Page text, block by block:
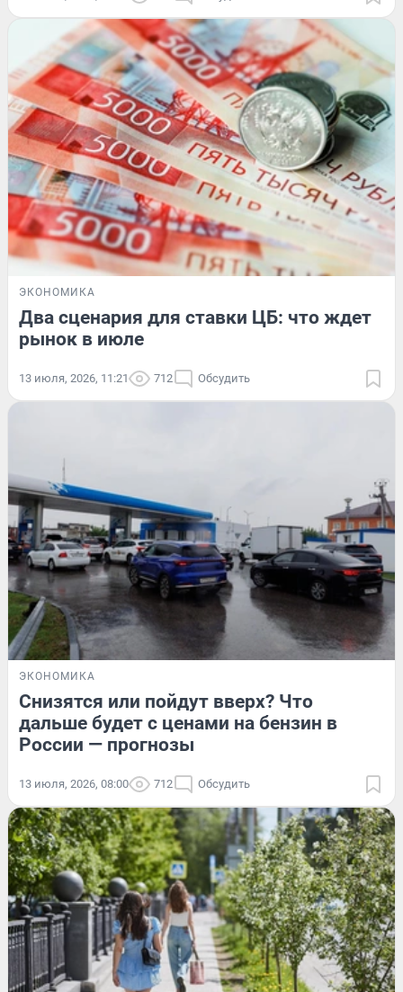
ЭКОНОМИКА
Два сценария для ставки ЦБ: что ждет
рынок в июле
13 июля, 2026, 11:21 712 Обсудить
ЭКОНОМИКА
Снизятся или пойдут вверх? Что
дальше будет с ценами на бензин в
России — прогнозы
13 июля, 2026, 08:00 712 Обсудить